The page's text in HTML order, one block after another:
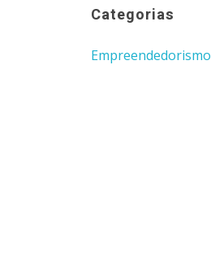
Categorias
Empreendedorismo